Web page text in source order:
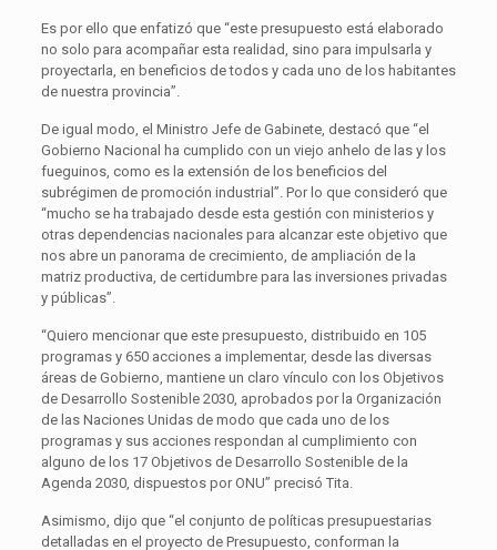
Es por ello que enfatizó que “este presupuesto está elaborado
no solo para acompañar esta realidad, sino para impulsarla y
proyectarla, en beneficios de todos y cada uno de los habitantes
de nuestra provincia”.
De igual modo, el Ministro Jefe de Gabinete, destacó que “el
Gobierno Nacional ha cumplido con un viejo anhelo de las y los
fueguinos, como es la extensión de los beneficios del
subrégimen de promoción industrial”. Por lo que consideró que
“mucho se ha trabajado desde esta gestión con ministerios y
otras dependencias nacionales para alcanzar este objetivo que
nos abre un panorama de crecimiento, de ampliación de la
matriz productiva, de certidumbre para las inversiones privadas
y públicas”.
“Quiero mencionar que este presupuesto, distribuido en 105
programas y 650 acciones a implementar, desde las diversas
áreas de Gobierno, mantiene un claro vínculo con los Objetivos
de Desarrollo Sostenible 2030, aprobados por la Organización
de las Naciones Unidas de modo que cada uno de los
programas y sus acciones respondan al cumplimiento con
alguno de los 17 Objetivos de Desarrollo Sostenible de la
Agenda 2030, dispuestos por ONU” precisó Tita.
Asimismo, dijo que “el conjunto de políticas presupuestarias
detalladas en el proyecto de Presupuesto, conforman la